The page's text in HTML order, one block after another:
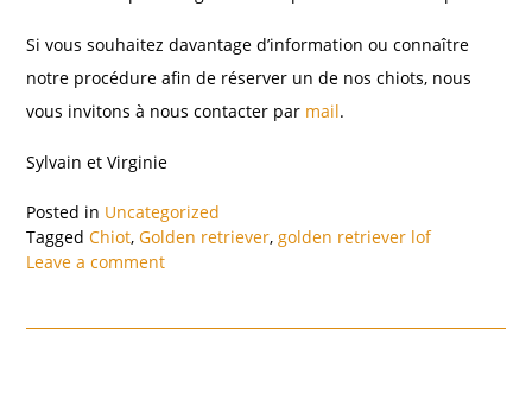
Si vous souhaitez davantage d’information ou connaître
notre procédure afin de réserver un de nos chiots, nous
vous invitons à nous contacter par mail.
Sylvain et Virginie
Posted in Uncategorized
Tagged Chiot, Golden retriever, golden retriever lof
Leave a comment